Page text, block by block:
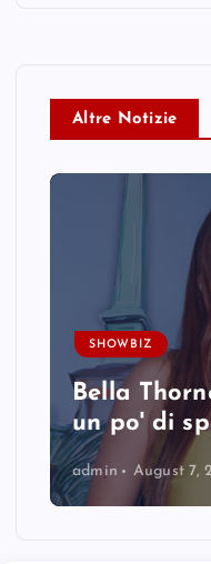
Altre Notizie
SHOWBIZ
Bella
un po' di
admin August 7,